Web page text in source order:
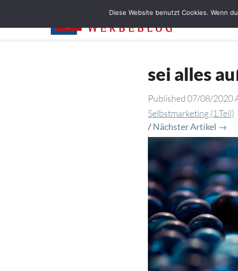
sei alles
Published07/08/2020
Selbstmarketing (1.Teil)
/Nächster Artikel →
Diese Website benutzt Cookies. Wenn